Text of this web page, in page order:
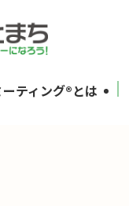
ティング®とは